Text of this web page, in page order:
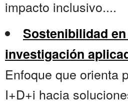
impacto inclusivo....
Sostenibilidad
investigación
Enfoque que orienta
I+D+i hacia